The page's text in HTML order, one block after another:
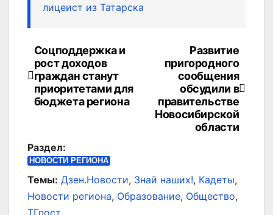
лицеист из Татарска
Навигация
по
записям
Развитие
пригородного
сообщения
обсудили в
правительстве
Новосибирской
области
Соцподдержка и
рост доходов
граждан станут
приоритетами для
бюджета региона
Раздел:
НОВОСТИ РЕГИОНА
Темы: Дзен.Новости, Знай наших!, Кадеты,
Новости региона, Образование, Общество,
ТГпост